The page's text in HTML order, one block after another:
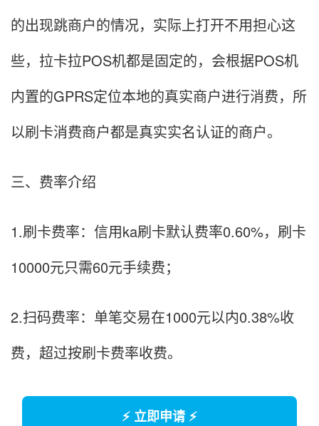
的出现跳商户的情况，实际上打开不用担心这
些，拉卡拉POS机都是固定的，会根据POS机
内置的GPRS定位本地的真实商户进行消费，所
以刷卡消费商户都是真实实名认证的商户。
三、费率介绍
1.刷卡费率：信用ka刷卡默认费率0.60%，刷卡
10000元只需60元手续费；
2.扫码费率：单笔交易在1000元以内0.38%收
费，超过按刷卡费率收费。
⚡ 立即申请 ⚡